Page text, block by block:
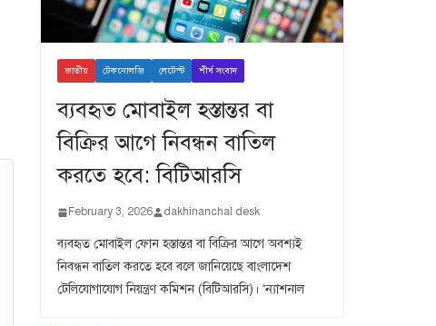
জাতীয় টেকনোলজি লেটেস্ট শীর্ষ সংবাদ
ব্যবহৃত মোবাইল হস্তান্তর বা
বিক্রির আগে নিবন্ধন বাতিল
করতে হবে: বিটিআরসি
February 3, 2026 dakhinanchal desk
ব্যবহৃত মোবাইল ফোন হস্তান্তর বা বিক্রির আগে অবশ্যই
নিবন্ধন বাতিল করতে হবে বলে জানিয়েছে বাংলাদেশ
টেলিযোগাযোগ নিয়ন্ত্রণ কমিশন (বিটিআরসি)। ‘ন্যাশনাল